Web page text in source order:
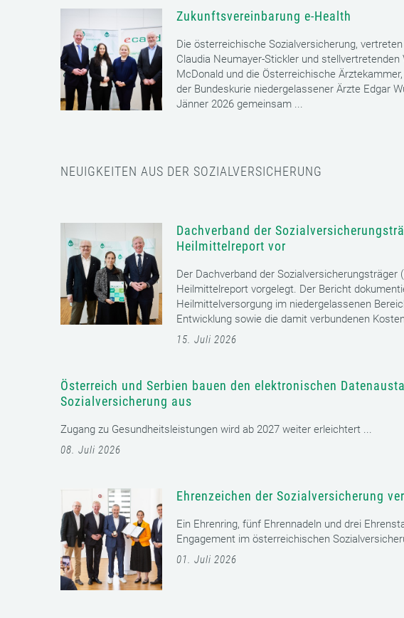
Zukunftsvereinbarung e-Health
Die österreichische Sozialversicherung,
Claudia Neumayer-Stickler und stellvertretenden
McDonald und die Österreichische
der Bundeskurie niedergelassener Ärzte Edgar
Jänner 2026 gemeinsam ...
NEUIGKEITEN AUS DER SOZIALVERSICHERUNG
Dachverband der
Heilmittelreport vor
Der Dachverband der Sozialversicherungsträger
Heilmittelreport vorgelegt. Der Bericht
Heilmittelversorgung im niedergelassenen
Entwicklung sowie die damit verbundenen
15. Juli 2026
Österreich und Serbien bauen den elektronischen
Sozialversicherung aus
Zugang zu Gesundheitsleistungen wird ab 2027 weiter erleichtert ...
08. Juli 2026
Ehrenzeichen der Sozialversicherung
Ein Ehrenring, fünf Ehrennadeln und drei
Engagement im österreichischen
01. Juli 2026